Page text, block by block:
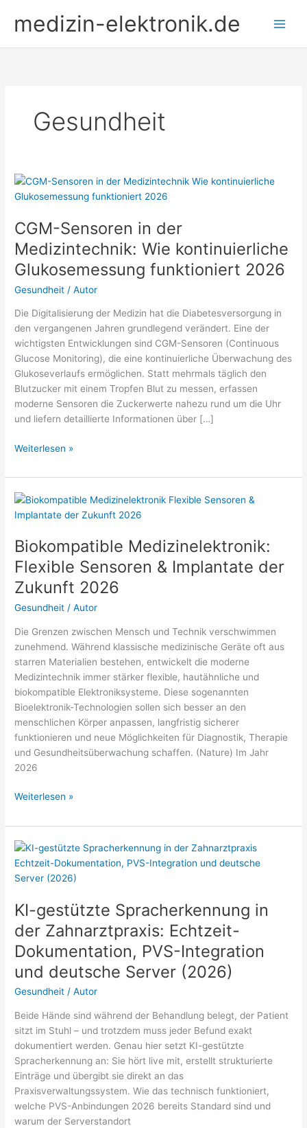
Inhaltmedizin-elektronik.de
Gesundheit
CGM-Sensoren in der
Medizintechnik: Wie kontinuierliche
Glukosemessung funktioniert 2026
Gesundheit /Autor
Die Digitalisierung der Medizin hat die Diabetesversorgung in
den vergangenen Jahren grundlegend verändert. Eine der
wichtigsten Entwicklungen sind CGM-Sensoren (Continuous
Glucose Monitoring), die eine kontinuierliche Überwachung des
Glukoseverlaufs ermöglichen. Statt mehrmals täglich den
Blutzucker mit einem Tropfen Blut zu messen, erfassen
moderne Sensoren die Zuckerwerte nahezu rund um die Uhr
und liefern detaillierte Informationen über […]
CGM-
in
der
Medizintechnik:
Wie
kontinuierliche
Glukosemessung
funktioniert
2026
Weiterlesen »
Biokompatible Medizinelektronik:
Flexible Sensoren & Implantate der
Zukunft 2026
Gesundheit /Autor
Die Grenzen zwischen Mensch und Technik verschwimmen
zunehmend. Während klassische medizinische Geräte oft aus
starren Materialien bestehen, entwickelt die moderne
Medizintechnik immer stärker flexible, hautähnliche und
biokompatible Elektroniksysteme. Diese sogenannten
Bioelektronik-Technologien sollen sich besser an den
menschlichen Körper anpassen, langfristig sicherer
funktionieren und neue Möglichkeiten für Diagnostik, Therapie
und Gesundheitsüberwachung schaffen. (Nature) Im Jahr
2026
Biokompatible
Flexible
Sensoren
Implantate
Zukunft
2026
Weiterlesen »
KI-gestützte Spracherkennung in
der Zahnarztpraxis: Echtzeit-
Dokumentation, PVS-Integration
und deutsche Server (2026)
Gesundheit /Autor
Beide Hände sind während der Behandlung belegt, der Patient
sitzt im Stuhl – und trotzdem muss jeder Befund exakt
dokumentiert werden. Genau hier setzt KI-gestützte
Spracherkennung an: Sie hört live mit, erstellt strukturierte
Einträge und übergibt sie direkt an das
Praxisverwaltungssystem. Wie das technisch funktioniert,
welche PVS-Anbindungen 2026 bereits Standard sind und
warum der Serverstandort